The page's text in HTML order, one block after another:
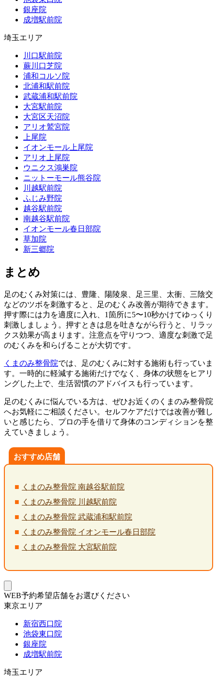
銀座院
成増駅前院
埼玉エリア
川口駅前院
蕨川口芝院
浦和コルソ院
北浦和駅前院
武蔵浦和駅前院
大宮駅前院
大宮区天沼院
アリオ鷲宮院
上尾院
イオンモール上尾院
アリオ上尾院
ウニクス鴻巣院
ニットーモール熊谷院
川越駅前院
ふじみ野院
越谷駅前院
南越谷駅前院
イオンモール春日部院
草加院
新三郷院
まとめ
足のむくみ対策には、豊隆、陽陵泉、足三里、太衝、三陰交
などのツボを刺激すると、足のむくみ改善が期待できます。
押す際には力を適度に入れ、1箇所に5〜10秒かけてゆっくり
刺激しましょう。押すときは息を吐きながら行うと、リラッ
クス効果が高まります。注意点を守りつつ、適度な刺激で足
のむくみを和らげることが大切です。
くまのみ整骨院では、足のむくみに対する施術も行っていま
す。一時的に軽減する施術だけでなく、身体の状態をヒアリ
ングした上で、生活習慣のアドバイスも行っています。
足のむくみに悩んでいる方は、ぜひお近くのくまのみ整骨院
へお気軽にご相談ください。セルフケアだけでは改善が難し
いと感じたら、プロの手を借りて身体のコンディションを整
えていきましょう。
おすすめ店舗
くまのみ整骨院 南越谷駅前院
くまのみ整骨院 川越駅前院
くまのみ整骨院 武蔵浦和駅前院
くまのみ整骨院 イオンモール春日部院
くまのみ整骨院 大宮駅前院
WEB予約希望店舗をお選びください
東京エリア
新宿西口院
池袋東口院
銀座院
成増駅前院
埼玉エリア